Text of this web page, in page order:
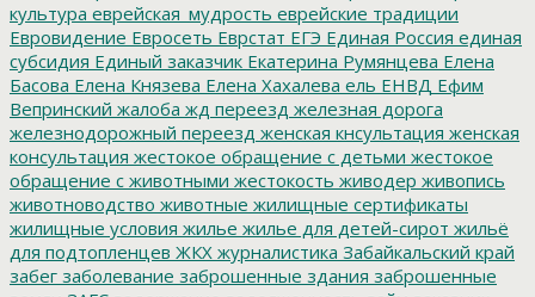
культура еврейская_мудрость еврейские традиции
Евровидение Евросеть Еврстат ЕГЭ Единая Россия единая
субсидия Единый заказчик Екатерина Румянцева Елена
Басова Елена Князева Елена Хахалева ель ЕНВД Ефим
Вепринский жалоба жд переезд железная дорога
железнодорожный переезд женская кнсультация женская
консультация жестокое обращение с детьми жестокое
обращение с животными жестокость живодер живопись
животноводство животные жилищные сертификаты
жилищные условия жилье жилье для детей-сирот жильё
для подтопленцев ЖКХ журналистика Забайкальский край
забег заболевание заброшенные здания заброшенные